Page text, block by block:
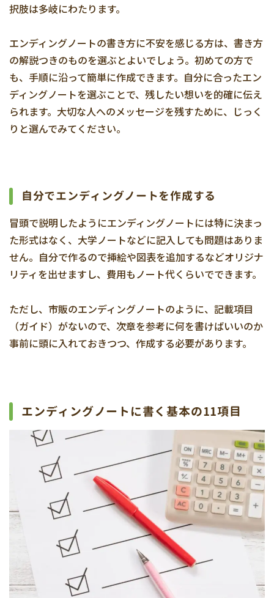
択肢は多岐にわたります。
エンディングノートの書き方に不安を感じる方は、書き方
の解説つきのものを選ぶとよいでしょう。初めての方で
も、手順に沿って簡単に作成できます。自分に合ったエン
ディングノートを選ぶことで、残したい想いを的確に伝え
られます。大切な人へのメッセージを残すために、じっく
りと選んでみてください。
自分でエンディングノートを作成する
冒頭で説明したようにエンディングノートには特に決まっ
た形式はなく、大学ノートなどに記入しても問題はありま
せん。自分で作るので挿絵や図表を追加するなどオリジナ
リティを出せますし、費用もノート代くらいでできます。
ただし、市販のエンディングノートのように、記載項目
（ガイド）がないので、次章を参考に何を書けばいいのか
事前に頭に入れておきつつ、作成する必要があります。
エンディングノートに書く基本の11項目